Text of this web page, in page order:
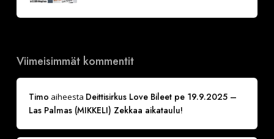
Viimeisimmät kommentit
Timo aiheesta Deittisirkus Love Bileet pe 19.9.2025 –
Las Palmas (MIKKELI) Zekkaa aikataulu!